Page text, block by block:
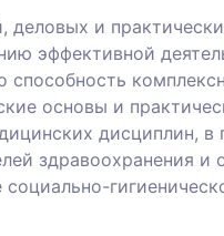
и
эффективной
основы и
дисциплин, в
здравоохранения и